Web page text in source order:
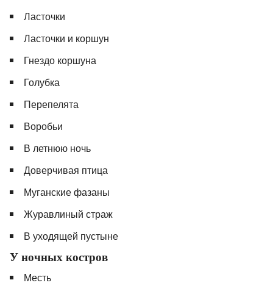
Ласточки
Ласточки и коршун
Гнездо коршуна
Голубка
Перепелята
Воробьи
В летнюю ночь
Доверчивая птица
Муганские фазаны
Журавлиный страж
В уходящей пустыне
У ночных костров
Месть